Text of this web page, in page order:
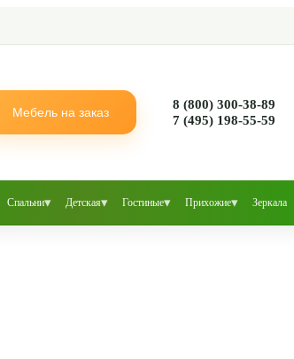
Мебель на заказ
8 (800) 300-38-89
7 (495) 198-55-59
Спальни▾ Детская▾ Гостиные▾ Прихожие▾ Зеркала